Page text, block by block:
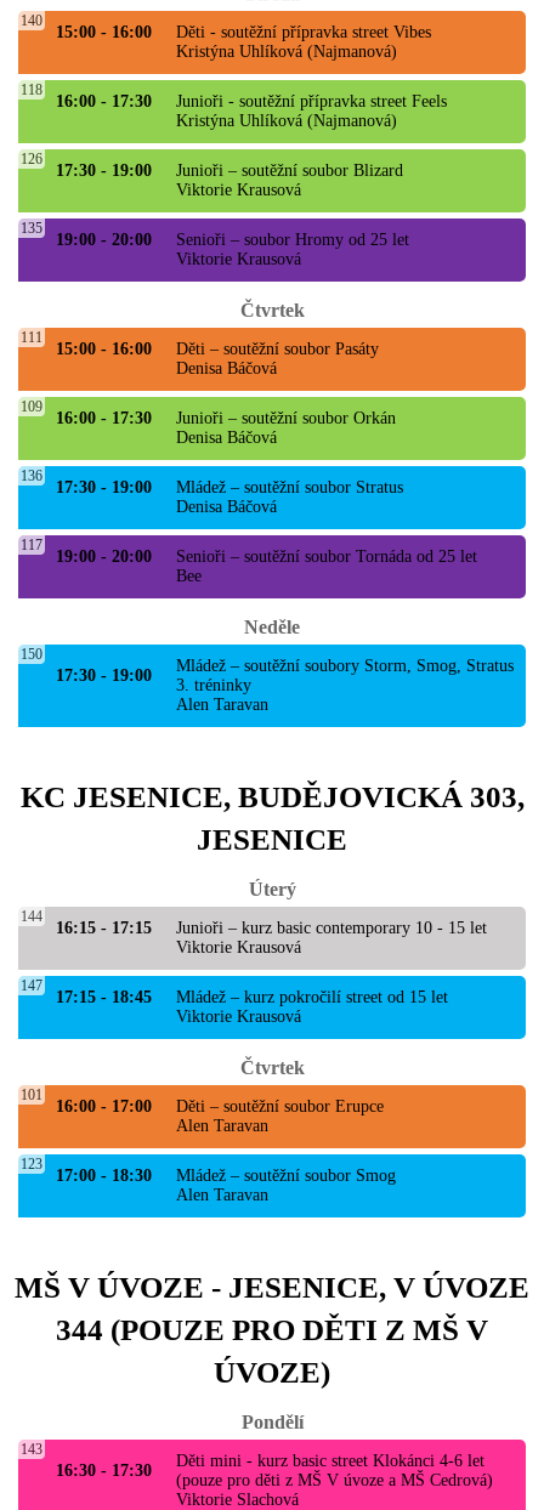
15:00 - 16:00
140
Děti - soutěžní přípravka street Vibes
Kristýna Uhlíková (Najmanová)
16:00 - 17:30
118
Junioři - soutěžní přípravka street Feels
Kristýna Uhlíková (Najmanová)
17:30 - 19:00
126
Junioři – soutěžní soubor Blizard
Viktorie Krausová
19:00 - 20:00
135
Senioři – soubor Hromy od 25 let
Viktorie Krausová
Čtvrtek
15:00 - 16:00
111
Děti – soutěžní soubor Pasáty
Denisa Báčová
16:00 - 17:30
109
Junioři – soutěžní soubor Orkán
Denisa Báčová
17:30 - 19:00
136
Mládež – soutěžní soubor Stratus
Denisa Báčová
19:00 - 20:00
117
Senioři – soutěžní soubor Tornáda od 25 let
Bee
Neděle
17:30 - 19:00
150
Mládež – soutěžní soubory Storm, Smog, Stratus
3. tréninky
Alen Taravan
KC JESENICE, BUDĚJOVICKÁ 303,
JESENICE
Úterý
16:15 - 17:15
144
Junioři – kurz basic contemporary 10 - 15 let
Viktorie Krausová
17:15 - 18:45
147
Mládež – kurz pokročilí street od 15 let
Viktorie Krausová
Čtvrtek
16:00 - 17:00
101
Děti – soutěžní soubor Erupce
Alen Taravan
17:00 - 18:30
123
Mládež – soutěžní soubor Smog
Alen Taravan
MŠ V ÚVOZE - JESENICE, V ÚVOZE
344 (POUZE PRO DĚTI Z MŠ V
ÚVOZE)
Pondělí
16:30 - 17:30
143
Děti mini - kurz basic street Klokánci 4-6 let
(pouze pro děti z MŠ V úvoze a MŠ Cedrová)
Viktorie Slachová